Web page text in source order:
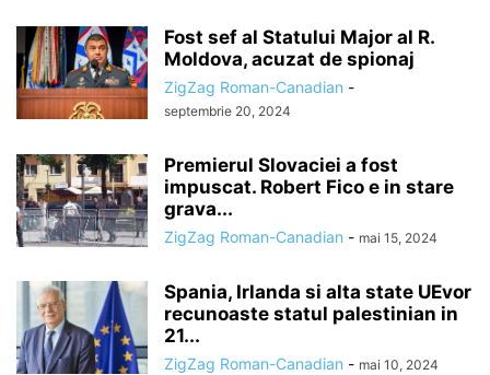
Fost sef al Statului Major al R.
Moldova, acuzat de spionaj
ZigZag Roman-Canadian -
septembrie 20, 2024
Premierul Slovaciei a fost
impuscat. Robert Fico e in stare
grava...
ZigZag Roman-Canadian - mai 15, 2024
Spania, Irlanda si alta state UEvor
recunoaste statul palestinian in
21...
ZigZag Roman-Canadian - mai 10, 2024